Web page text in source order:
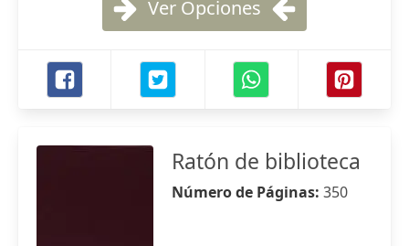
Ver Opciones
Ratón de biblioteca
Número de Páginas: 350